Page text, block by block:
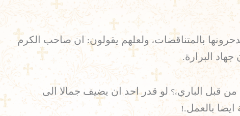
بالمتناقضات، ولعلهم يقولون: ان صاحب الكرم
البرارة.
من قبل الباري،؟ لو قدر احد ان يضيف جمالا الى
بالعمل.!